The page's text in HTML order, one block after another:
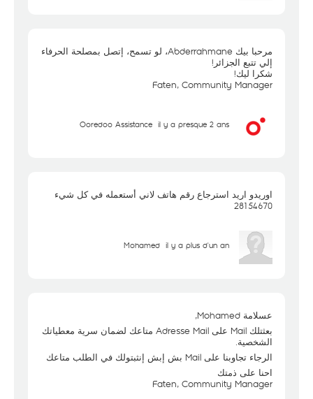
مرحبا بيك Abderrahmane، لو تسمح، إتصل بمصلحة الحرفاء
إلي تتبع الجزائر!
شكرا ليك!
Faten, Community Manager
Ooredoo Assistance il y a presque 2 ans
اوريدو اريد استرجاع رقم هاتف لاني أستعمله في كل شيء
28154670
Mohamed il y a plus d'un an
عسلامة Mohamed,
بعثتلك Mail على Adresse Mail متاعك لضمان سرية معطياتك
الشخصية.
الرجاء تجاوبنا على Mail بش إبش إنثبتولك في الطلب متاعك
احنا على ذمتك
Faten, Community Manager